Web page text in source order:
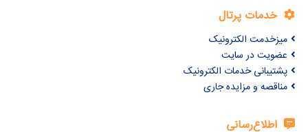
خدمات پرتال
میزخدمت الکترونیک
عضویت در سایت
پشتیبانی خدمات الکترونیک
مناقصه و مزایده جاری
اطلاع‌رسانی